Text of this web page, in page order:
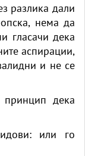
разлика дали
нема да
гласачи дека
аспирации,
и не се
принцип дека
или го